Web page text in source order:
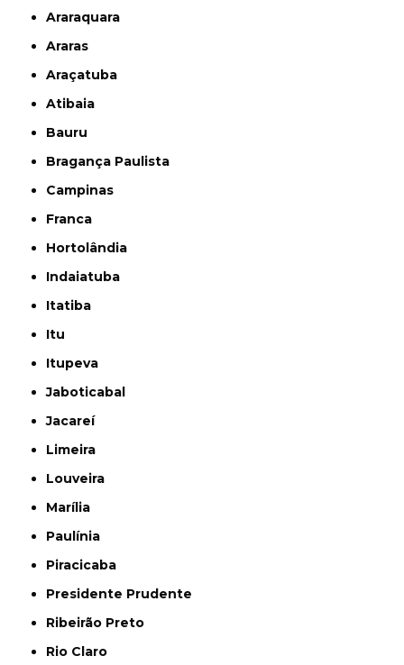
Araraquara
Araras
Araçatuba
Atibaia
Bauru
Bragança Paulista
Campinas
Franca
Hortolândia
Indaiatuba
Itatiba
Itu
Itupeva
Jaboticabal
Jacareí
Limeira
Louveira
Marília
Paulínia
Piracicaba
Presidente Prudente
Ribeirão Preto
Rio Claro